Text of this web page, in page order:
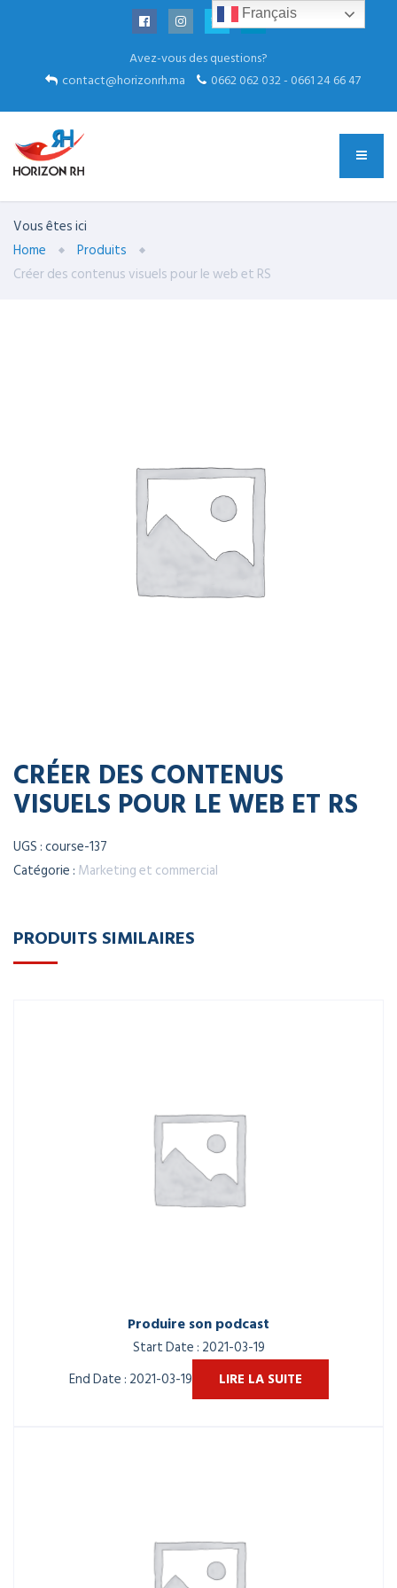
Avez-vous des questions?
contact@horizonrh.ma
0662 062 032 - 0661 24 66 47
Vous êtes ici
Home
Produits
Créer des contenus visuels pour le web et RS
CRÉER DES CONTENUS
VISUELS POUR LE WEB ET RS
UGS :course-137
Catégorie : Marketing et commercial
PRODUITS SIMILAIRES
Produire son podcast
Start Date : 2021-03-19
End Date : 2021-03-19
LIRE LA SUITE
Français